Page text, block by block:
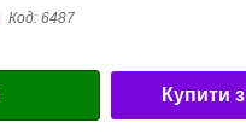
Код: 6487
Купити з